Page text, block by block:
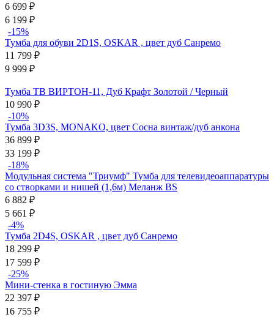
6 699 ₽
6 199 ₽
-15%
Тумба для обуви 2D1S, OSKAR , цвет дуб Санремо
11 799 ₽
9 999 ₽
Тумба ТВ ВИРТОН-11, Дуб Крафт Золотой / Черный
10 990 ₽
-10%
Тумба 3D3S, MONAKO, цвет Сосна винтаж/дуб анкона
36 899 ₽
33 199 ₽
-18%
Модульная система "Триумф" Тумба для телевидеоаппаратуры
со створками и нишей (1,6м) Меланж BS
6 882 ₽
5 661 ₽
-4%
Тумба 2D4S, OSKAR , цвет дуб Санремо
18 299 ₽
17 599 ₽
-25%
Мини-стенка в гостиную Эмма
22 397 ₽
16 755 ₽